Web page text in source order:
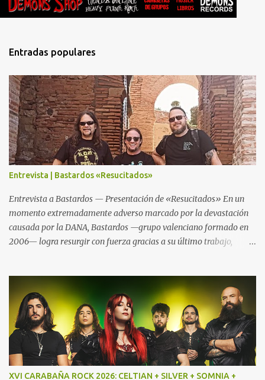
t
i
o
s
Entradas populares
Entrevista | Bastardos «Resucitados»
Entrevista a Bastardos — Presentación de «Resucitados» En un
momento extremadamente adverso marcado por la devastación
causada por la DANA, Bastardos —grupo valenciano formado en
2006— logra resurgir con fuerza gracias a su último trabajo,
desastre, la banda reemerge más poderosa y decidida que nunca.
Este nuevo trabajo aboga por su estilo característico: un sonido
directo y crudo denominado “Speed Metal con influencias punk”,
cimentado en un bajo demoledor, una batería poderosa y
guitarras afiladas. Por este mismo motivo Txus Tankian mantuvo
una distendida charla con sus componentes Jako Caballero (voz y
bajo) y Ray Contreras (guitarra) que es la nueva incorporación en
XVI CARABAÑA ROCK 2026: CELTIAN + SILVER + SOMNIA +